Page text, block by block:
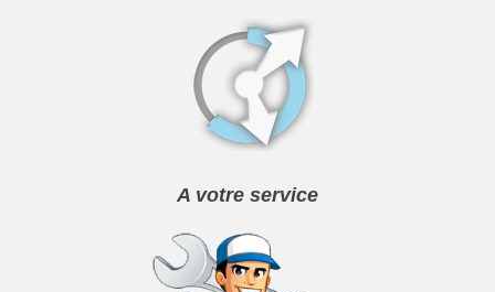
A votre service